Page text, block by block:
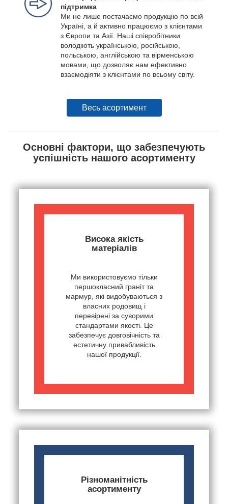
підтримка
Ми не лише постачаємо продукцію по всій
Україні, а й активно працюємо з клієнтами
з Європи та Азії. Наші співробітники
володіють українською, російською,
польською, англійською та вірменською
мовами, що дозволяє нам ефективно
взаємодіяти з клієнтами по всьому світу.
Весь асортимент
Основні фактори, що забезпечують
успішність нашого асортименту
Висока якість
матеріалів
Ми використовуємо тільки
першокласний граніт та
мармур, які видобуваються з
власних родовищ і
перевірені за суворими
стандартами якості. Це
забезпечує довговічність та
естетичну привабливість
нашої продукції.
Різноманітність
асортименту